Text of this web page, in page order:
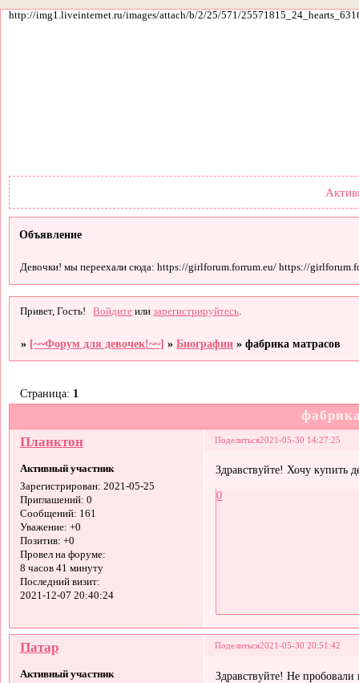
http://img1.liveinternet.ru/images/attach/b/2/25/571/
Объявление
Девочки! мы переехали сюда: https://girlforum.forrum.eu/ https://
Привет, Гость! Войдите илизарегистрируйтесь
» [~~Форум для девочек!~~] »Биографии »фабрика матрасов
Страница: 1
Поделиться2021-05-30 14:27:25
Планктон
Активный участник
Зарегистрирован: 2021-05-25
Приглашений: 0
Сообщений: 161
Уважение: +0
Позитив: +0
Провел на форуме:
8 часов 41 минуту
Последний визит:
2021-12-07 20:40:24
Здравствуйте! Хочу купить
0
Поделиться2021-05-30 20:51:42
Патар
Активный участник
Здравствуйте! Не